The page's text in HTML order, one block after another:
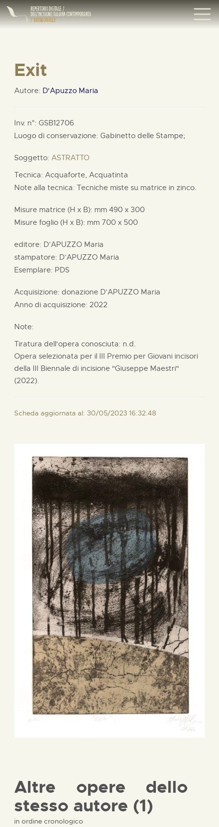
Exit
Autore: D'Apuzzo Maria
Inv. n°: GSB12706
Luogo di conservazione: Gabinetto delle Stampe;
Soggetto: ASTRATTO
Tecnica: Acquaforte, Acquatinta
Note alla tecnica: Tecniche miste su matrice in zinco.
Misure matrice (H x B): mm 490 x 300
Misure foglio (H x B): mm 700 x 500
editore: D’APUZZO Maria
stampatore: D’APUZZO Maria
Esemplare: PDS
Acquisizione: donazione D’APUZZO Maria
Anno di acquisizione: 2022
Note:
Tiratura dell'opera conosciuta: n.d.
Opera selezionata per il III Premio per Giovani incisori
della III Biennale di incisione "Giuseppe Maestri"
(2022).
Scheda aggiornata al: 30/05/2023 16:32:48
Altre opere dello
stesso autore (1)
in ordine cronologico